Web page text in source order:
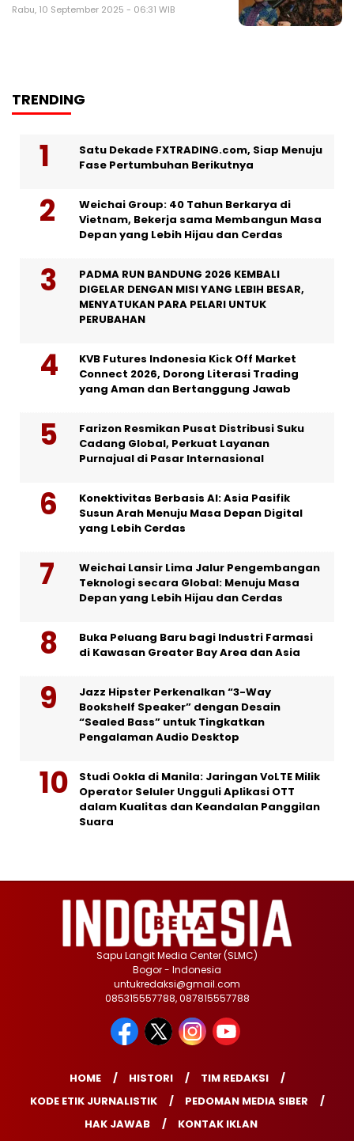
Rabu, 10 September 2025 - 06:31 WIB
TRENDING
Satu Dekade FXTRADING.com, Siap Menuju
Fase Pertumbuhan Berikutnya
Weichai Group: 40 Tahun Berkarya di
Vietnam, Bekerja sama Membangun Masa
Depan yang Lebih Hijau dan Cerdas
PADMA RUN BANDUNG 2026 KEMBALI
DIGELAR DENGAN MISI YANG LEBIH BESAR,
MENYATUKAN PARA PELARI UNTUK
PERUBAHAN
KVB Futures Indonesia Kick Off Market
Connect 2026, Dorong Literasi Trading
yang Aman dan Bertanggung Jawab
Farizon Resmikan Pusat Distribusi Suku
Cadang Global, Perkuat Layanan
Purnajual di Pasar Internasional
Konektivitas Berbasis AI: Asia Pasifik
Susun Arah Menuju Masa Depan Digital
yang Lebih Cerdas
Weichai Lansir Lima Jalur Pengembangan
Teknologi secara Global: Menuju Masa
Depan yang Lebih Hijau dan Cerdas
Buka Peluang Baru bagi Industri Farmasi
di Kawasan Greater Bay Area dan Asia
Jazz Hipster Perkenalkan “3-Way
Bookshelf Speaker” dengan Desain
“Sealed Bass” untuk Tingkatkan
Pengalaman Audio Desktop
Studi Ookla di Manila: Jaringan VoLTE Milik
Operator Seluler Ungguli Aplikasi OTT
dalam Kualitas dan Keandalan Panggilan
Suara
Sapu Langit Media Center (SLMC)
Bogor - Indonesia
untukredaksi@gmail.com
085315557788, 087815557788
HOME HISTORI
TIM REDAKSI
KODE ETIK JURNALISTIK
PEDOMAN MEDIA SIBER
HAK JAWAB
KONTAK IKLAN